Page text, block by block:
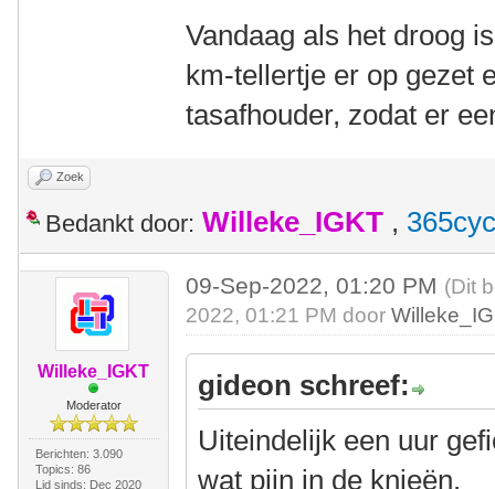
Vandaag als het droog
km-tellertje er op gezet
tasafhouder, zodat er
Zoek
Bedankt door: Willeke_IGKT ,
Willeke_IGKT
Moderator
Berichten: 3.090
Topics: 86
Lid sinds: Dec 2020
09-Sep-2022, 01:20 PM (Dit
2022, 01:21 PM door
gideon schreef:
Uiteindelijk een uur
wat pijn in de knieën.